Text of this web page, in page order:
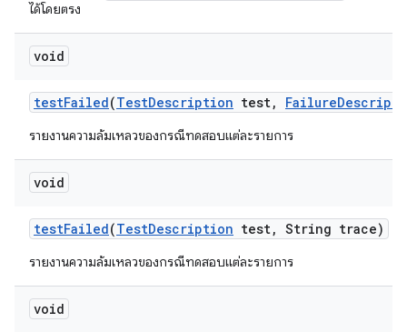
ได้โดยตรง
void
testFailed(TestDescription test, Failure
รายงานความล้มเหลวของกรณีทดสอบแต่ละรายการ
void
testFailed(TestDescription test, String trace)
รายงานความล้มเหลวของกรณีทดสอบแต่ละรายการ
void